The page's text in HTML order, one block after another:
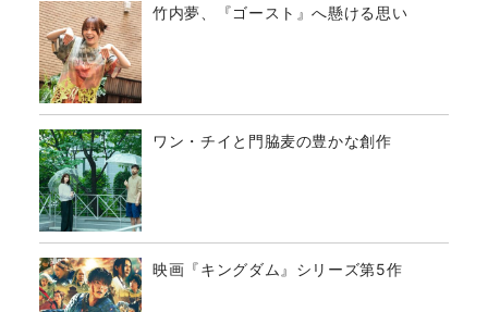
竹内夢、『ゴースト』へ懸ける思い
ワン・チイと門脇麦の豊かな創作
映画『キングダム』シリーズ第5作